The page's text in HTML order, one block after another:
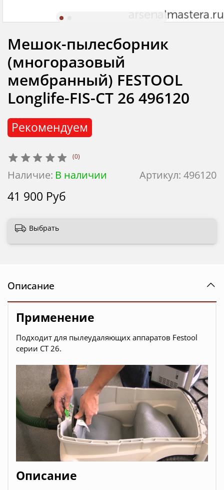
(0)
Артикул: 496120
Наличие: В наличии
Рекомендуем
Мешок-пылесборник
(многоразовый
мембранный) FESTOOL
Longlife-FIS-CT 26 496120
41 900 Руб
Выбрать
Описание
Применение
Подходит для пылеудаляющих аппаратов Festool
серии CT 26.
Описание